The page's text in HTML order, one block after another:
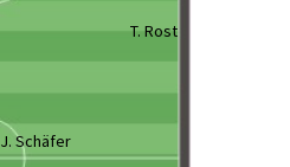
T. Rost
J. Schäfer